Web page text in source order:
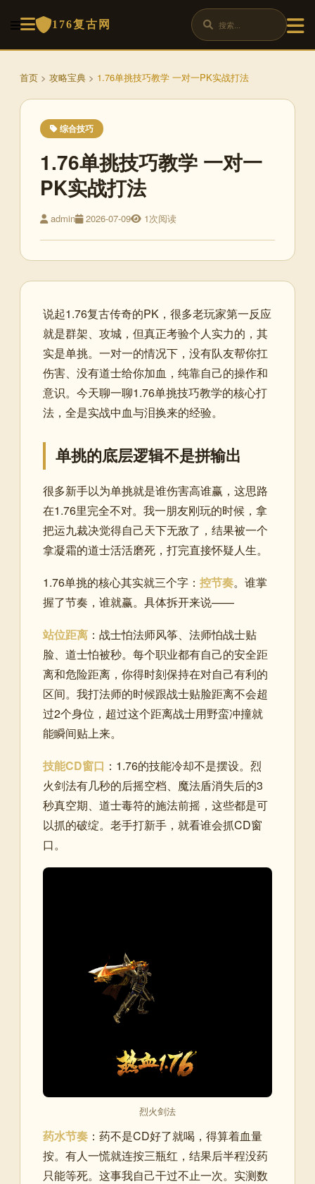
176复古网
首页 > 攻略宝典 > 1.76单挑技巧教学 一对一PK实战打法
综合技巧
1.76单挑技巧教学 一对一
PK实战打法
admin 2026-07-09 1次阅读
说起1.76复古传奇的PK，很多老玩家第一反应
就是群架、攻城，但真正考验个人实力的，其
实是单挑。一对一的情况下，没有队友帮你扛
伤害、没有道士给你加血，纯靠自己的操作和
意识。今天聊一聊1.76单挑技巧教学的核心打
法，全是实战中血与泪换来的经验。
单挑的底层逻辑不是拼输出
很多新手以为单挑就是谁伤害高谁赢，这思路
在1.76里完全不对。我一朋友刚玩的时候，拿
把运九裁决觉得自己天下无敌了，结果被一个
拿凝霜的道士活活磨死，打完直接怀疑人生。
1.76单挑的核心其实就三个字： 控节奏。谁掌
握了节奏，谁就赢。具体拆开来说——
站位距离 ：战士怕法师风筝、法师怕战士贴
脸、道士怕被秒。每个职业都有自己的安全距
离和危险距离，你得时刻保持在对自己有利的
区间。我打法师的时候跟战士贴脸距离不会超
过2个身位，超过这个距离战士用野蛮冲撞就
能瞬间贴上来。
技能CD窗口 ：1.76的技能冷却不是摆设。烈
火剑法有几秒的后摇空档、魔法盾消失后的3
秒真空期、道士毒符的施法前摇，这些都是可
以抓的破绽。老手打新手，就看谁会抓CD窗
口。
烈火剑法
药水节奏 ：药不是CD好了就喝，得算着血量
按。有人一慌就连按三瓶红，结果后半程没药
只能等死。这事我自己干过不止一次。实测数